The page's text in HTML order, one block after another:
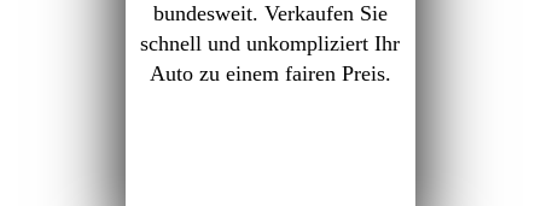
bundesweit. Verkaufen Sie
schnell und unkompliziert Ihr
Auto zu einem fairen Preis.